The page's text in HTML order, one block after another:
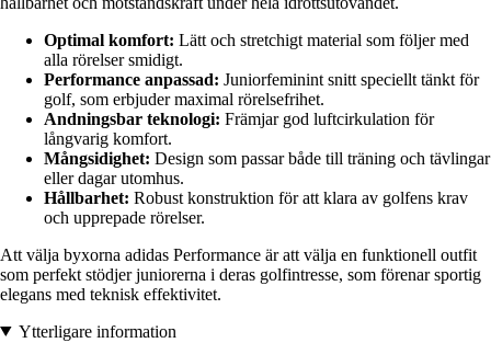
Optimal komfort: Lätt och stretchigt material som följer med
alla rörelser smidigt.
Performance anpassad: Juniorfeminint snitt speciellt tänkt för
golf, som erbjuder maximal rörelsefrihet.
Andningsbar teknologi: Främjar god luftcirkulation för
långvarig komfort.
Mångsidighet: Design som passar både till träning och tävlingar
eller dagar utomhus.
Hållbarhet: Robust konstruktion för att klara av golfens krav
och upprepade rörelser.
Att välja byxorna adidas Performance är att välja en funktionell outfit
som perfekt stödjer juniorerna i deras golfintresse, som förenar sportig
elegans med teknisk effektivitet.
Ytterligare information